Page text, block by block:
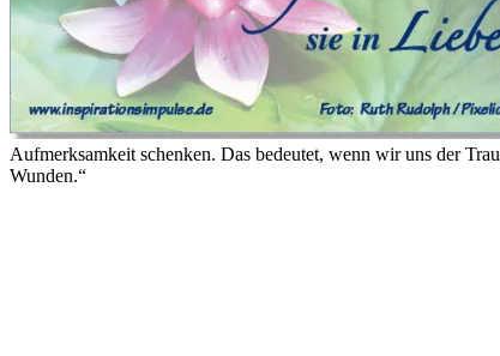
Aufmerksamkeit schenken. Das bedeutet, wenn wir uns der
Wunden.“